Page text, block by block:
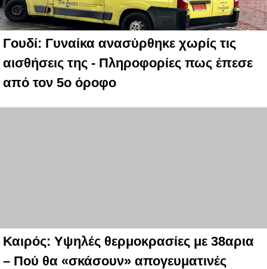
Γουδί: Γυναίκα ανασύρθηκε χωρίς τις
αισθήσεις της - Πληροφορίες πως έπεσε
από τον 5ο όροφο
Καιρός: Υψηλές θερμοκρασίες με 38αρια
– Πού θα «σκάσουν» απογευματινές